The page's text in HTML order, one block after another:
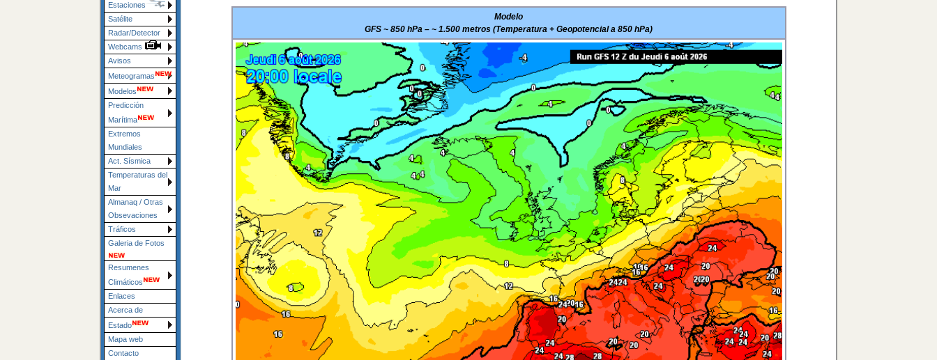
Estaciones
Satélite
Radar/Detector
Webcams
Avisos
Meteogramas
Modelos
Predicción
Marítima
Extremos
Mundiales
Act. Sísmica
Temperaturas del
Mar
Almanaq / Otras
Obsevaciones
Tráficos
Galeria de Fotos
Resumenes
Climáticos
Enlaces
Acerca de
Estado
Mapa web
Contacto
Modelo
GFS ~ 850 hPa – ~ 1.500 metros (Temperatura + Geopotencial a 850 hPa)